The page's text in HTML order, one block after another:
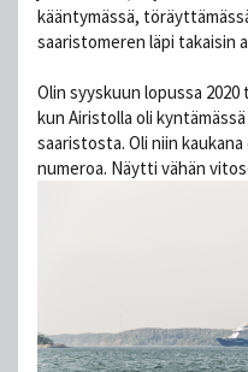
kääntymässä,
saaristomeren läpi takaisin
Olin syyskuun lopussa
kun Airistolla oli
saaristosta. Oli niin
numeroa. Näytti vähän